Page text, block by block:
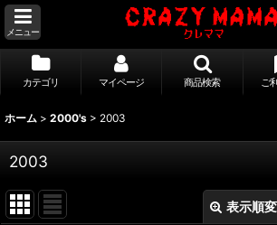
メニュー
カテゴリ マイページ 商品検索 ご
ホーム > 2000's > 2003
2003
表示順